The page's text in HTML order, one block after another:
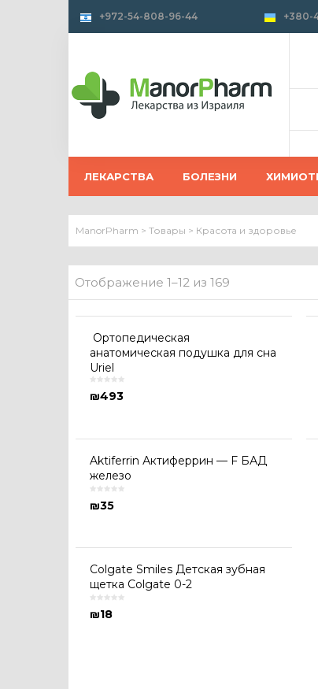
+972-54-808-96-44 +380-
ЛЕКАРСТВА БОЛЕЗНИ
ManorPharm > Товары > Красота и здоровье
Отображение 1–12 из 169
Ортопедическая
анатомическая подушка для сна
Uriel
₪493
Aktiferrin Актиферрин — F БАД
железо
₪35
Colgate Smiles Детская зубная
щетка Colgate 0-2
₪18